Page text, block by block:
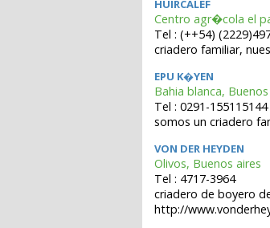
HUIRCALEF
Centro agr�cola el
Tel : (++54)
criadero familiar,
EPU K�YEN
Bahia blanca,
Tel : 0291-155115144
somos un criadero
VON DER HEYDEN
Olivos, Buenos aires
Tel : 4717-3964
criadero de boyero
http://